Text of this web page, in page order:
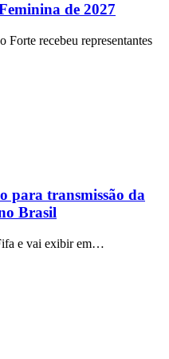
de 2027
Forte recebeu representantes
para transmissão da
Brasil
e vai exibir em…